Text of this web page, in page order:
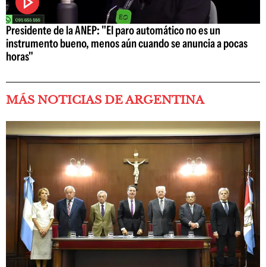
Presidente de la ANEP: "El paro automático no es un
instrumento bueno, menos aún cuando se anuncia a pocas
horas"
MÁS NOTICIAS DE ARGENTINA